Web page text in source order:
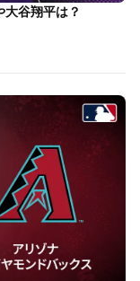
谷翔平は？